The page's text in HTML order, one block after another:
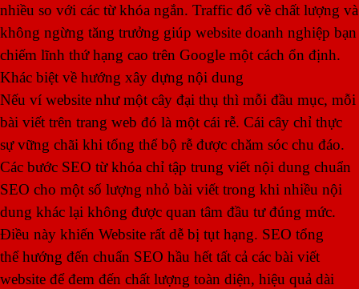
nhiều so với các từ khóa ngắn. Traffic đổ về chất lượng và
không ngừng tăng trưởng giúp website doanh nghiệp bạn
chiếm lĩnh thứ hạng cao trên Google một cách ổn định.
Khác biệt về hướng xây dựng nội dung
Nếu ví website như một cây đại thụ thì mỗi đầu mục, mỗi
bài viết trên trang web đó là một cái rễ. Cái cây chỉ thực
sự vững chãi khi tổng thể bộ rễ được chăm sóc chu đáo.
Các bước SEO từ khóa chỉ tập trung viết nội dung chuẩn
SEO cho một số lượng nhỏ bài viết trong khi nhiều nội
dung khác lại không được quan tâm đầu tư đúng mức.
Điều này khiến Website rất dễ bị tụt hạng. SEO tổng
thể hướng đến chuẩn SEO hầu hết tất cả các bài viết
website để đem đến chất lượng toàn diện, hiệu quả dài